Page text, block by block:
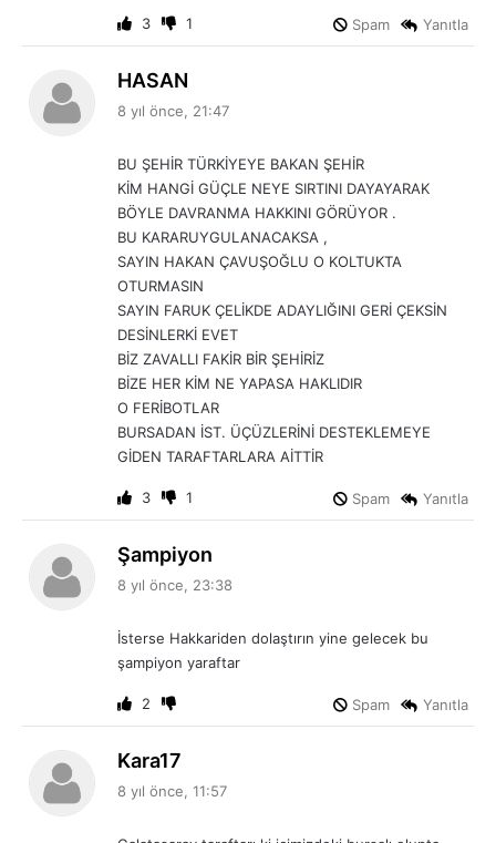
3 1 Yanıtla
Spam
HASAN
e
k
i
:
8 yıl önce, 21:47
BU ŞEHİR TÜRKİYEYE BAKAN ŞEHİR
KİM HANGİ GÜÇLE NEYE SIRTINI DAYAYARAK
BÖYLE DAVRANMA HAKKINI GÖRÜYOR .
BU KARARUYGULANACAKSA ,
SAYIN HAKAN ÇAVUŞOĞLU O KOLTUKTA
OTURMASIN
SAYIN FARUK ÇELİKDE ADAYLIĞINI GERİ ÇEKSİN
DESİNLERKİ EVET
BİZ ZAVALLI FAKİR BİR ŞEHİRİZ
BİZE HER KİM NE YAPASA HAKLIDIR
O FERİBOTLAR
BURSADAN İST. ÜÇÜZLERİNİ DESTEKLEMEYE
GİDEN TARAFTARLARA AİTTİR
3 1 Yanıtla
Spam
Şampiyon
e
8 yıl önce, 23:38
İsterse Hakkariden dolaştırın yine gelecek bu
şampiyon yaraftar
2 Yanıtla
Spam
Kara17
8 yıl önce, 11:57